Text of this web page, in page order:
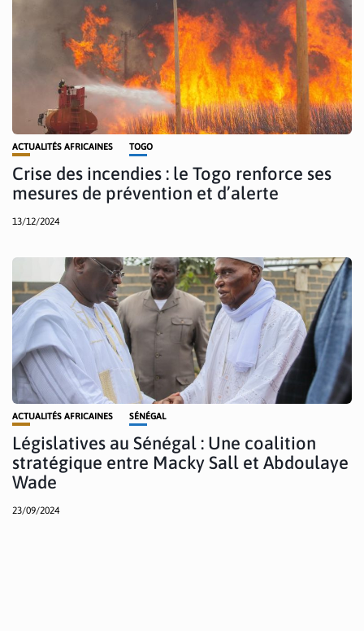
ACTUALITÉS AFRICAINES TOGO
Crise des incendies : le Togo renforce ses
mesures de prévention et d’alerte
13/12/2024
ACTUALITÉS AFRICAINES SÉNÉGAL
Législatives au Sénégal : Une coalition
stratégique entre Macky Sall et Abdoulaye
Wade
23/09/2024